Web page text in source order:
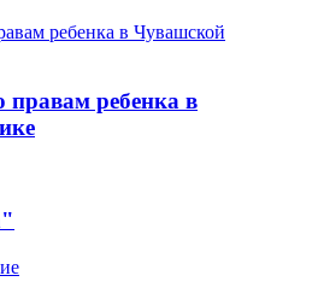
ребенка в